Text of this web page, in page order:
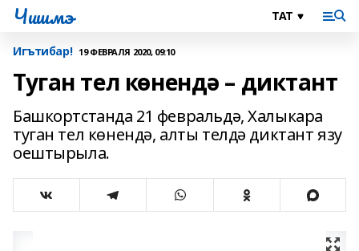
Чишмэ
Игътибар! 19 ФЕВРАЛЯ 2020, 09:10
Туган тел көнендә – диктант
Башкортстанда 21 февральдә, Халыкара
туган тел көнендә, алты телдә диктант язу
оештырыла.